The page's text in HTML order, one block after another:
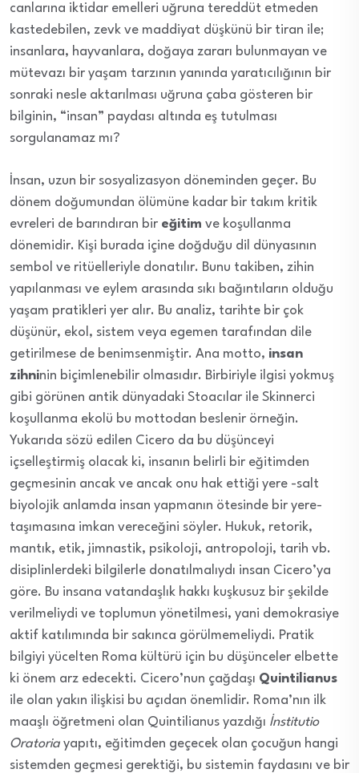
canlarına iktidar emelleri uğruna tereddüt etmeden
kastedebilen, zevk ve maddiyat düşkünü bir tiran ile;
insanlara, hayvanlara, doğaya zararı bulunmayan ve
mütevazı bir yaşam tarzının yanında yaratıcılığının bir
sonraki nesle aktarılması uğruna çaba gösteren bir
bilginin, “insan” paydası altında eş tutulması
sorgulanamaz mı?
İnsan, uzun bir sosyalizasyon döneminden geçer. Bu
dönem doğumundan ölümüne kadar bir takım kritik
evreleri de barındıran bir eğitim ve koşullanma
dönemidir. Kişi burada içine doğduğu dil dünyasının
sembol ve ritüelleriyle donatılır. Bunu takiben, zihin
yapılanması ve eylem arasında sıkı bağıntıların olduğu
yaşam pratikleri yer alır. Bu analiz, tarihte bir çok
düşünür, ekol, sistem veya egemen tarafından dile
getirilmese de benimsenmiştir. Ana motto, insan
zihninin biçimlenebilir olmasıdır. Birbiriyle ilgisi yokmuş
gibi görünen antik dünyadaki Stoacılar ile Skinnerci
koşullanma ekolü bu mottodan beslenir örneğin.
Yukarıda sözü edilen Cicero da bu düşünceyi
içselleştirmiş olacak ki, insanın belirli bir eğitimden
geçmesinin ancak ve ancak onu hak ettiği yere -salt
biyolojik anlamda insan yapmanın ötesinde bir yere-
taşımasına imkan vereceğini söyler. Hukuk, retorik,
mantık, etik, jimnastik, psikoloji, antropoloji, tarih vb.
disiplinlerdeki bilgilerle donatılmalıydı insan Cicero’ya
göre. Bu insana vatandaşlık hakkı kuşkusuz bir şekilde
verilmeliydi ve toplumun yönetilmesi, yani demokrasiye
aktif katılımında bir sakınca görülmemeliydi. Pratik
bilgiyi yücelten Roma kültürü için bu düşünceler elbette
ki önem arz edecekti. Cicero’nun çağdaşı Quintilianus
ile olan yakın ilişkisi bu açıdan önemlidir. Roma’nın ilk
maaşlı öğretmeni olan Quintilianus yazdığı İnstitutio
Oratoria yapıtı, eğitimden geçecek olan çocuğun hangi
sistemden geçmesi gerektiği, bu sistemin faydasını ve bir